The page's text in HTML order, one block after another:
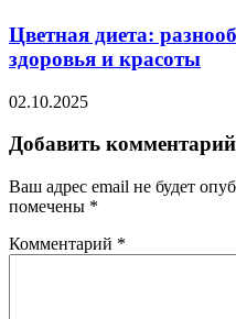
Цветная диета:
здоровья и красоты
02.10.2025
Добавить комментарий
Ваш адрес email не будет
помечены *
Комментарий *